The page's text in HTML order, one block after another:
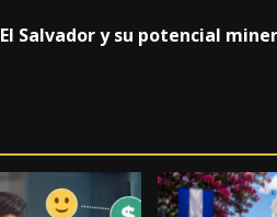
El Salvador y su potencial